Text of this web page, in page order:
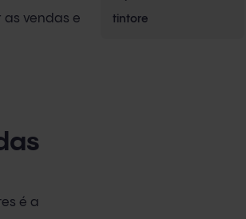
as vendas e
é a
tintore